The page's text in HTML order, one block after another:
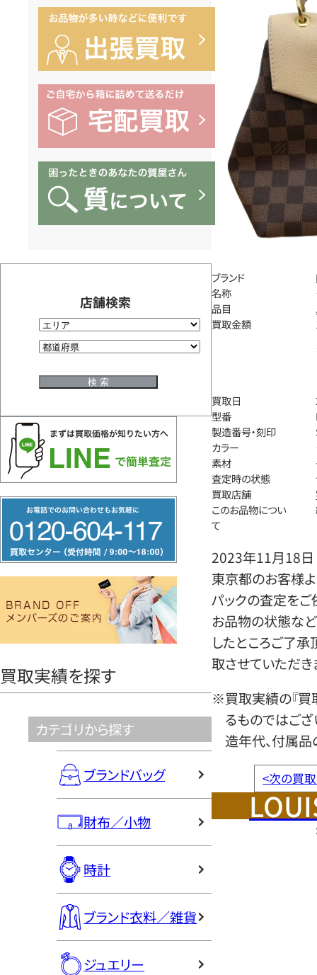
店舗検索
リ
ー
ヤ
買取実績を探す
カテゴリから探す
ブランドバッグ
財布／小物
時計
ブランド衣料／雑貨
ジュエリー
ブランド
名称
品目
買取金額
買取日
型番
製造番号・刻印
カラー
素材
査定時の状態
買取店舗
このお品物につい
て
2023年11月18日
東京都のお客様よ
パックの査定をご
お品物の状態など
したところご了
取させていただき
※買取実績の『買
るものではござ
造年代、付属品
<次の買